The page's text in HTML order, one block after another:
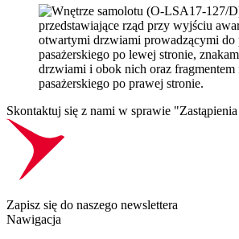
Skontaktuj się z nami w sprawie "Zastąpienia
Zapisz się do naszego newslettera
Nawigacja